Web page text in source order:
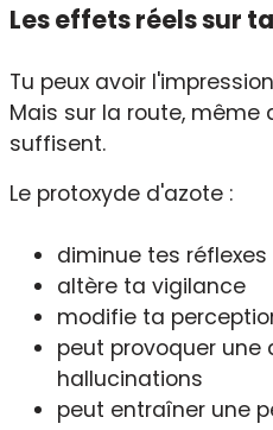
Les effets réels sur
Tu peux avoir
Mais sur la route, même
suffisent.
Le protoxyde d'azote :
diminue tes réflexes
altère ta vigilance
modifie ta
peut provoquer une
hallucinations
peut entraîner une